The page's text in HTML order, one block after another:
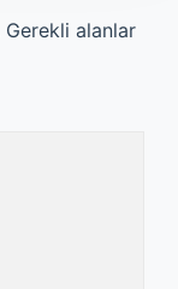
Gerekli alanlar